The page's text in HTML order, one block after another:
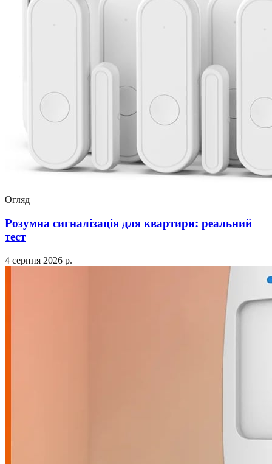
Огляд
Розумна сигналізація для квартири: реальний
тест
4 серпня 2026 р.